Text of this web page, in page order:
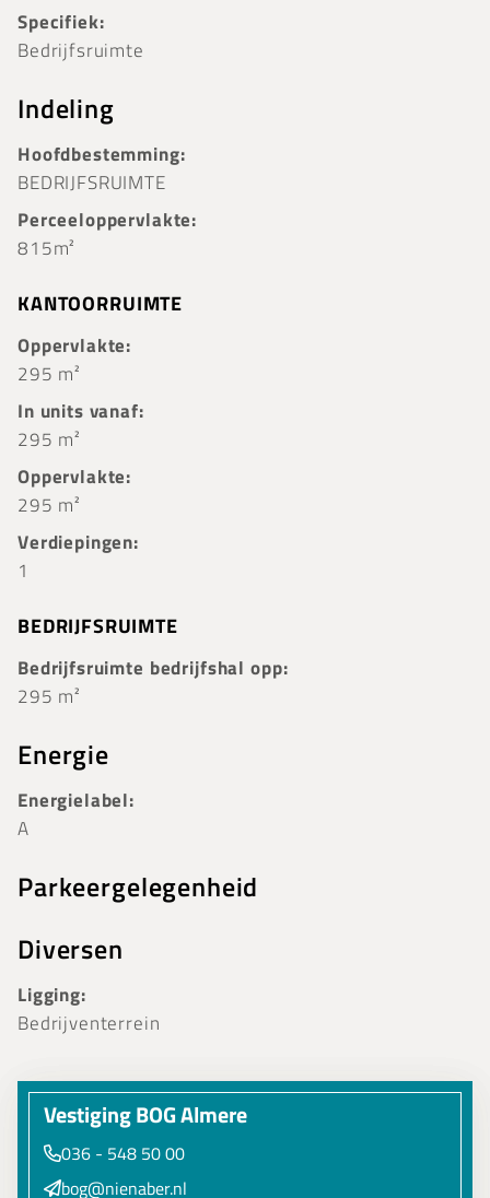
Specifiek:
Bedrijfsruimte
Indeling
Hoofdbestemming:
BEDRIJFSRUIMTE
Perceeloppervlakte:
815m²
KANTOORRUIMTE
Oppervlakte:
295 m²
In units vanaf:
295 m²
Oppervlakte:
295 m²
Verdiepingen:
1
BEDRIJFSRUIMTE
Bedrijfsruimte bedrijfshal opp:
295 m²
Energie
Energielabel:
A
Parkeergelegenheid
Diversen
Ligging:
Bedrijventerrein
Vestiging BOG Almere
036 - 548 50 00
bog@nienaber.nl